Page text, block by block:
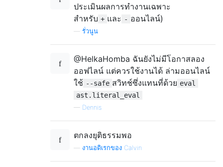
ประเมินผลการทำงานเฉพาะ
สำหรับ + และ - ออนไลน์)
รั่วนูน
@HelkaHomba ฉันยังไม่มีโอกาสลอง
ออฟไลน์ แต่ควรใช้งานได้ ล่ามออนไลน์
ใช้ --safe สวิทช์ซึ่งแทนที่ด้วย eval
ast.literal_eval
— Dennis
ตกลงยุติธรรมพอ
งานอดิเรกของ Calvin